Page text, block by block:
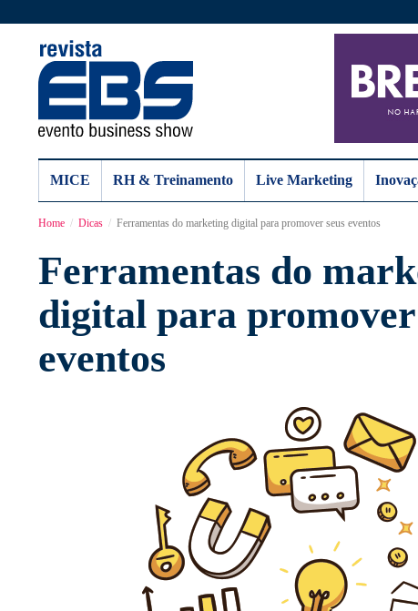
MICE RH & Treinamento Live Marketing
Home Dicas Ferramentas do marketing digital para promover seus eventos
Ferramentas do
digital para promover
eventos